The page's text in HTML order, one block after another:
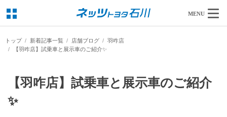
MENU
トップ 新着記事一覧 店舗ブログ
羽咋店
【羽咋店】試乗車と展示車のご紹介✨
【羽咋店】試乗車と展示車のご紹介
✨